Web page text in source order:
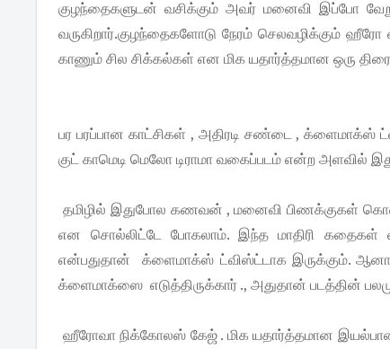
குழந்தைகளுடன் வசிக்கும் அவர் மனைவி இப்போ வேறு
வருகிறார்.குழந்தைகளோடு நேரம் செலவழிக்கும்
காணும் சில சிக்கல்கள் என மிக யதார்த்தமான ஒரு
பர பரப்பான காட்சிகள் , அதிரடி சண்டை ,
குட் காமெடி மெலோ டிராமா வகைப்படம் என்ற அளவில்
தமிழில் இதுபோல கணவன் , மனைவி பிணக்குகள்
என சொல்லிட்டே போகலாம். இந்த மாதிரி
என்பதுதான் க்ளைமாக்ஸ் ட்விஸ்ட்டாக இருக்கும்.
க்ளைமாக்ஸை எடுத்திருக்கார் ., அதுதான் படத்தின்
ஹீரோவா நிக்கோலஸ் கேஜ் . மிக யதார்த்தமான இயல்பான